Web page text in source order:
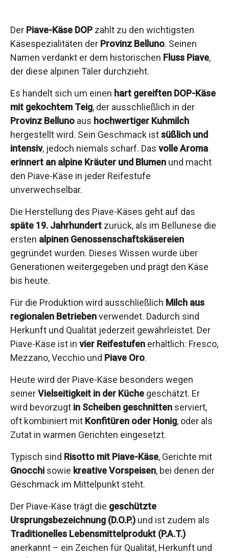
Der Piave-Käse DOP zählt zu den wichtigsten
Käsespezialitäten der Provinz Belluno. Seinen
Namen verdankt er dem historischen Fluss Piave,
der diese alpinen Täler durchzieht.
Es handelt sich um einen hart gereiften DOP-Käse
mit gekochtem Teig, der ausschließlich in der
Provinz Belluno aus hochwertiger Kuhmilch
hergestellt wird. Sein Geschmack istsüßlich und
intensiv, jedoch niemals scharf. Das volle Aroma
erinnert an alpine Kräuter und Blumen und macht
den Piave-Käse in jeder Reifestufe
unverwechselbar.
Die Herstellung des Piave-Käses geht auf das
späte 19. Jahrhundert zurück, als im Bellunese die
ersten alpinen Genossenschaftskäsereien
gegründet wurden. Dieses Wissen wurde über
Generationen weitergegeben und prägt den Käse
bis heute.
Für die Produktion wird ausschließlich Milch aus
regionalen Betriebenverwendet. Dadurch sind
Herkunft und Qualität jederzeit gewährleistet. Der
Piave-Käse ist in vier Reifestufen erhältlich: Fresco,
Mezzano, Vecchio und Piave Oro.
Heute wird der Piave-Käse besonders wegen
seinerVielseitigkeit in der Küche geschätzt. Er
wird bevorzugt in Scheiben geschnitten serviert,
oft kombiniert mit Konfitüren oder Honig, oder als
Zutat in warmen Gerichten eingesetzt.
Typisch sind Risotto mit Piave-Käse, Gerichte mit
Gnocchi sowie kreative Vorspeisen, bei denen der
Geschmack im Mittelpunkt steht.
Der Piave-Käse trägt die geschützte
Ursprungsbezeichnung (D.O.P.) und ist zudem als
Traditionelles Lebensmittelprodukt (P.A.T.)
anerkannt – ein Zeichen für Qualität, Herkunft und